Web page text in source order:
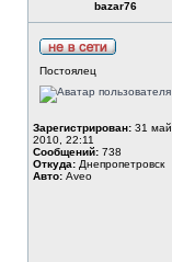
bazar76
Постоялец
Зарегистрирован: 31 май
2010, 22:11
Сообщений: 738
Откуда: Днепропетровск
Авто: Aveo